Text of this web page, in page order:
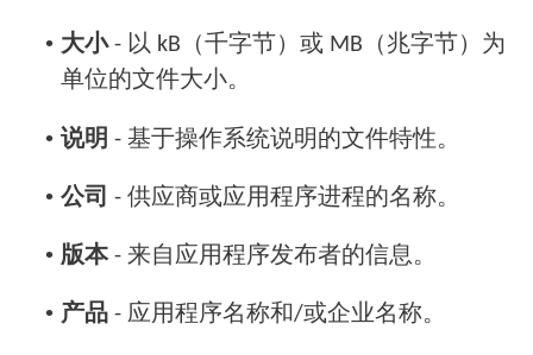
• 大小- 以 kB（千字节）或 MB（兆字节）为
单位的文件大小。
• 说明 - 基于操作系统说明的文件特性。
• 公司 - 供应商或应用程序进程的名称。
• 版本- 来自应用程序发布者的信息。
• 产品 - 应用程序名称和/或企业名称。